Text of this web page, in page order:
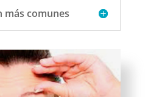
más comunes